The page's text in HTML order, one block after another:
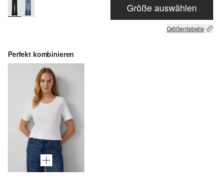
Größe auswählen
Größentabelle
Perfekt kombinieren